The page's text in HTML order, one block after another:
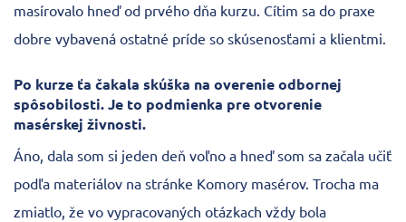
masírovalo hneď od prvého dňa kurzu. Cítim sa do praxe
dobre vybavená ostatné príde so skúsenosťami a klientmi.
Po kurze ťa čakala skúška na overenie odbornej
spôsobilosti. Je to podmienka pre otvorenie
masérskej živnosti.
Áno, dala som si jeden deň voľno a hneď som sa začala učiť
podľa materiálov na stránke Komory masérov. Trocha ma
zmiatlo, že vo vypracovaných otázkach vždy bola